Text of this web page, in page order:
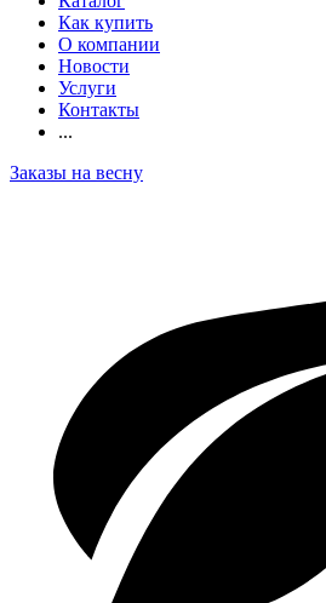
Как купить
О компании
Новости
Услуги
Контакты
...
Заказы на весну